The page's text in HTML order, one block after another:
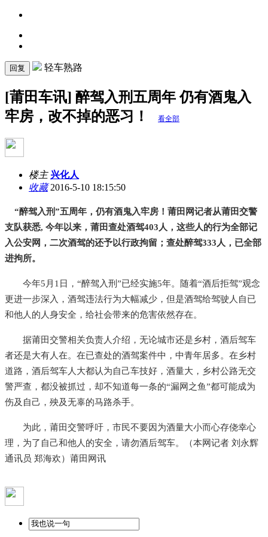
回复 轻车熟路
[莆田车讯] 醉驾入刑五周年 仍有酒鬼入
牢房，改不掉的恶习！
看全部
楼主 兴化人
收藏2016-5-10 18:15:50
“醉驾入刑”五周年，仍有酒鬼入牢房！莆田网记者从莆田交警
支队获悉, 今年以来，莆田查处酒驾403人，这些人的行为全部记
入公安网，二次酒驾的还予以行政拘留；查处醉驾333人，已全部
进拘所。
今年5月1日，“醉驾入刑”已经实施5年。随着“酒后拒驾”观念
更进一步深入，酒驾违法行为大幅减少，但是酒驾给驾驶人自已
和他人的人身安全，给社会带来的危害依然存在。
据莆田交警相关负责人介绍，无论城市还是乡村，酒后驾车
者还是大有人在。在已查处的酒驾案件中，中青年居多。在乡村
道路，酒后驾车人大都认为自己车技好，酒量大，乡村公路无交
警严查，都没被抓过，却不知道每一条的“漏网之鱼”都可能成为
伤及自己，殃及无辜的马路杀手。
为此，莆田交警呼吁，市民不要因为酒量大小而心存侥幸心
理，为了自己和他人的安全，请勿酒后驾车。（本网记者 刘永辉
通讯员 郑海欢）莆田网讯